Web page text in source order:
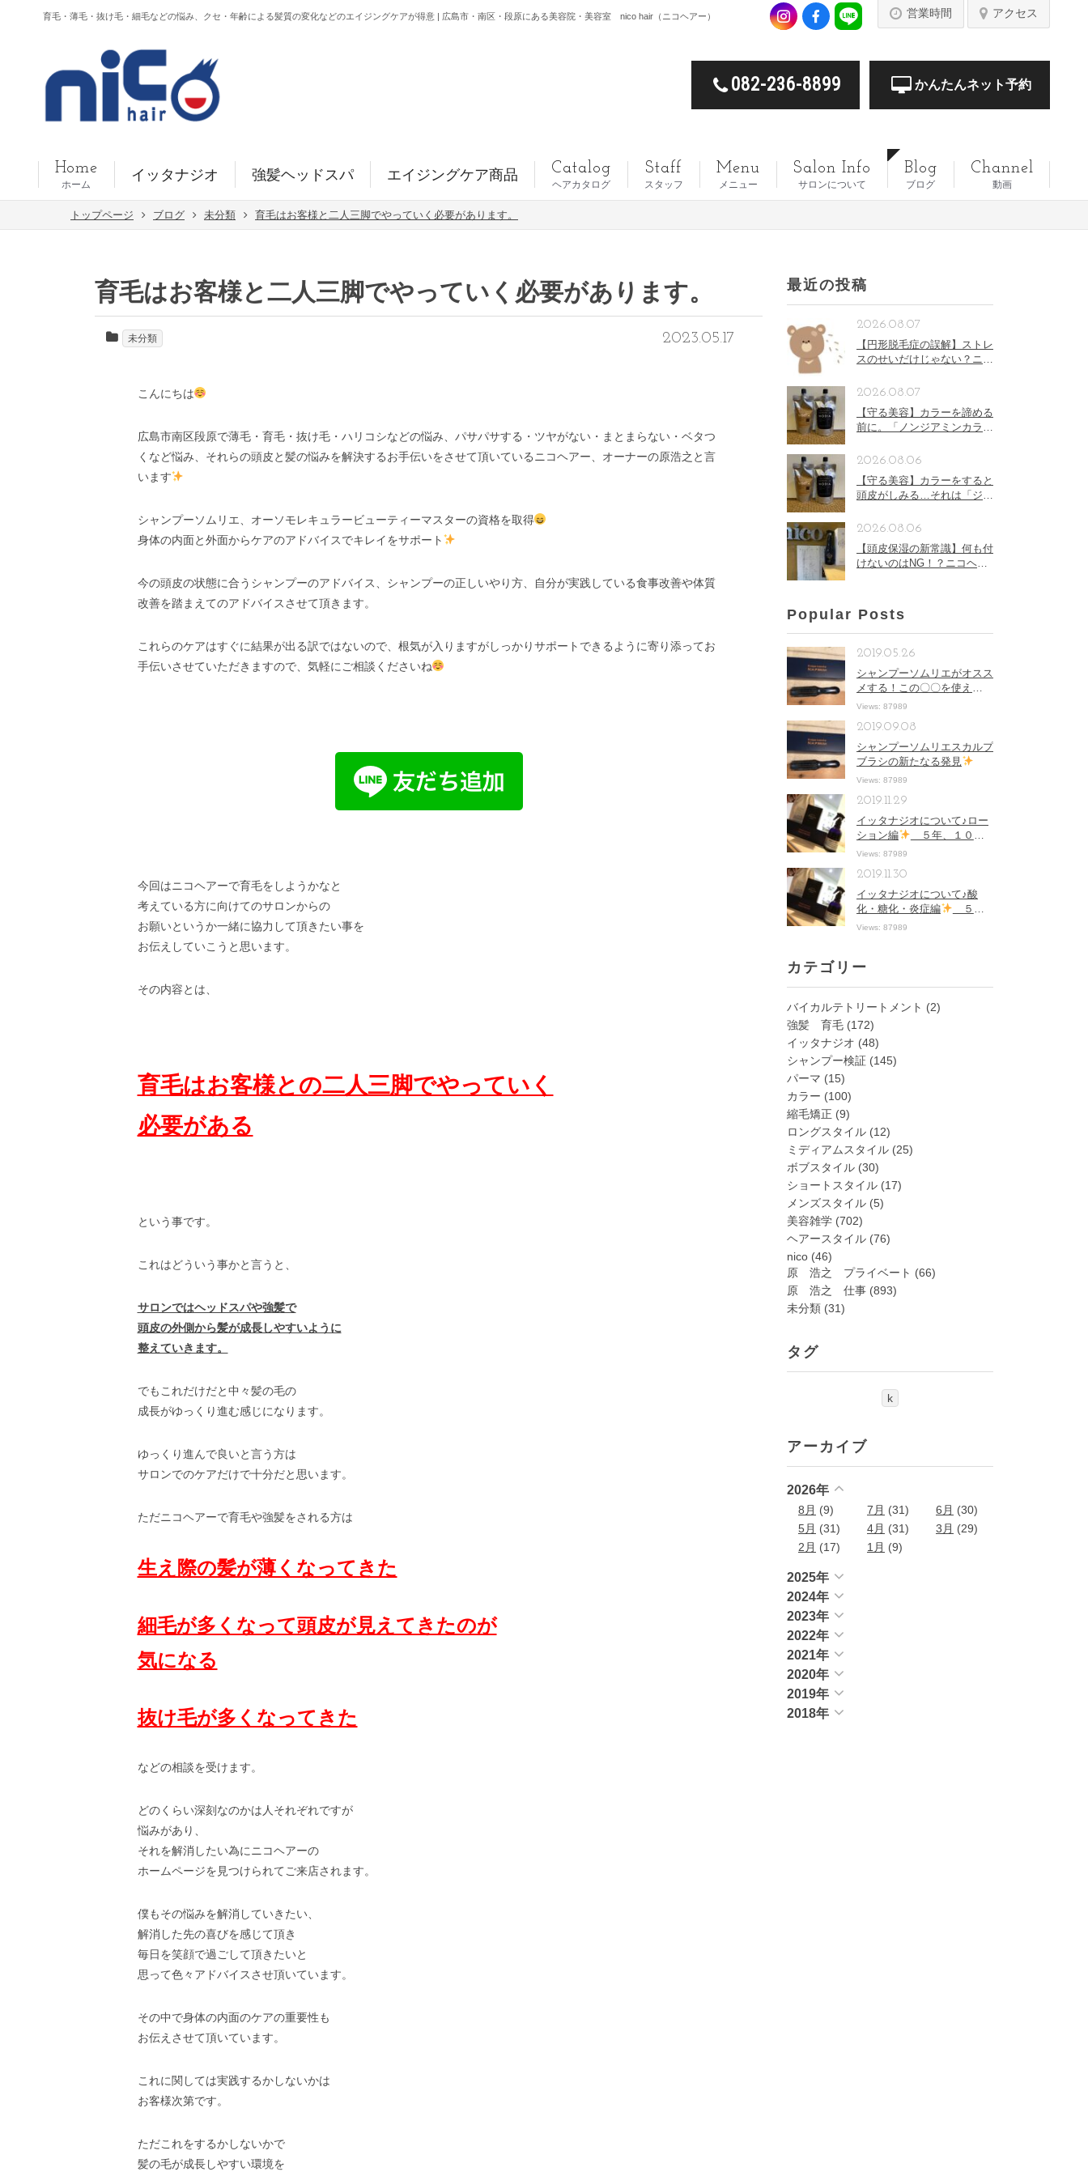
育毛・薄毛・抜け毛・細毛などの悩み、クセ・年齢による髪質の変化などのエイジングケアが得意 | 広島市・南区・段原にある美容院・美容室 nico hair（ニコヘアー） 営業時間 アクセス
082-236-8899 かんたんネット予約
ホーム
Home イッタナジオ 強髪ヘッドスパ エイジングケア商品
ヘアカタログ
Catalog
スタッフ
Staff
メニュー
Menu
サロンについて
Salon Info
ブログ
Blog
動画
Channel
トップページ ブログ 未分類 育毛はお客様と二人三脚でやっていく必要があります。
育毛はお客様と二人三脚でやっていく必要があります。
未分類 2023.05.17
こんにちは
広島市南区段原で薄毛・育毛・抜け毛・ハリコシなどの悩み、パサパサする・ツヤがない・まとまらない・ベタつ
くなど悩み、それらの頭皮と髪の悩みを解決するお手伝いをさせて頂いているニコヘアー、オーナーの原浩之と言
います
シャンプーソムリエ、オーソモレキュラービューティーマスターの資格を取得
身体の内面と外面からケアのアドバイスでキレイをサポート
今の頭皮の状態に合うシャンプーのアドバイス、シャンプーの正しいやり方、自分が実践している食事改善や体質
改善を踏まえてのアドバイスさせて頂きます。
これらのケアはすぐに結果が出る訳ではないので、根気が入りますがしっかりサポートできるように寄り添ってお
手伝いさせていただきますので、気軽にご相談くださいね
今回はニコヘアーで育毛をしようかなと
考えている方に向けてのサロンからの
お願いというか一緒に協力して頂きたい事を
お伝えしていこうと思います。
その内容とは、
育毛はお客様との二人三脚でやっていく
必要がある
という事です。
これはどういう事かと言うと、
サロンではヘッドスパや強髪で
頭皮の外側から髪が成長しやすいように
整えていきます。
でもこれだけだと中々髪の毛の
成長がゆっくり進む感じになります。
ゆっくり進んで良いと言う方は
サロンでのケアだけで十分だと思います。
ただニコヘアーで育毛や強髪をされる方は
生え際の髪が薄くなってきた
細毛が多くなって頭皮が見えてきたのが
気になる
抜け毛が多くなってきた
などの相談を受けます。
どのくらい深刻なのかは人それぞれですが
悩みがあり、
それを解消したい為にニコヘアーの
ホームページを見つけられてご来店されます。
僕もその悩みを解消していきたい、
解消した先の喜びを感じて頂き
毎日を笑顔で過ごして頂きたいと
思って色々アドバイスさせ頂いています。
その中で身体の内面のケアの重要性も
お伝えさせて頂いています。
これに関しては実践するかしないかは
お客様次第です。
ただこれをするかしないかで
髪の毛が成長しやすい環境を
最近の投稿
【円形脱毛症の誤解】ストレ
スのせいだけじゃない？ニコ
け毛のメカニズム（前半）
2026.08.07
【守る美容】カラーを諦める
前に。「ノンジアミンカラ
2026.08.07
【守る美容】カラーをすると
頭皮がしみる…それは「ジア
れません
2026.08.06
【頭皮保湿の新常識】何も付
けないのはNG！？ニコヘア
ケア
2026.08.06
Popular Posts
シャンプーソムリエがオスス
メする！この〇〇を使え
ば、、、
2019.05.26
Views: 87989
シャンプーソムリエスカルプ
ブラシの新たなる発見
2019.09.08
Views: 87989
イッタナジオについて♪ロー
ション編
５年、１０年
先もキレイな髪・頭皮・肌の
2019.11.29
Views: 87989
イッタナジオについて♪酸
化・糖化・炎症編
５
年、１０年先もキレイな髪・
2019.11.30
Views: 87989
カテゴリー
バイカルテトリートメント (2)
強髪 育毛 (172)
イッタナジオ (48)
シャンプー検証 (145)
パーマ (15)
カラー (100)
縮毛矯正 (9)
ロングスタイル (12)
ミディアムスタイル (25)
ボブスタイル (30)
ショートスタイル (17)
メンズスタイル (5)
美容雑学 (702)
ヘアースタイル (76)
nico (46)
原 浩之 プライベート (66)
原 浩之 仕事 (893)
未分類 (31)
タグ
k
アーカイブ
2026年
8月 (9) 7月 (31) 6月 (30)
5月 (31) 4月 (31) 3月 (29)
2月 (17) 1月 (9)
2025年
2024年
2023年
2022年
2021年
2020年
2019年
2018年